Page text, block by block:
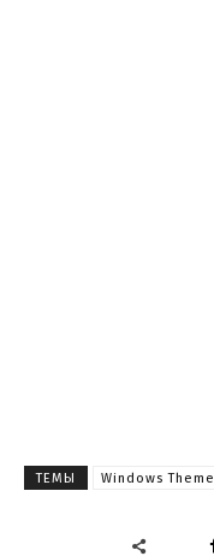
ТЕМЫ Windows